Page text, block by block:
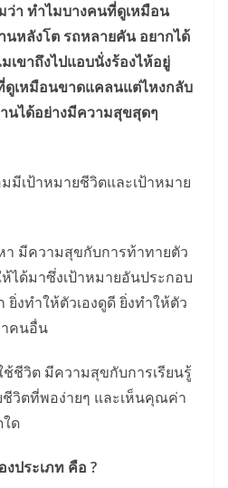
ว่า ทำไมบางคนที่ดูเหมือน
นหลังโต รถหลายคัน อยากได้
มเขาถึงไปแอบนั่งร้องไห้อยู่
เหมือนขาดแคลนแต่ไหงกลับ
ได้อย่างมีความสุขสุดๆ
มีเป้าหมายชีวิตและเป้าหมาย
มีความสุขกับการท้าทายตัว
ได้มาซึ่งเป้าหมายอันประกอบ
งทำให้ตัวเองดูดี ยิ่งทำให้ตัว
าคนอื่น
ชีวิต มีความสุขกับการเรียนรู้
ชีวิตที่พอง่ายๆ และเห็นคุณค่า
ด
ประเภท คือ ?